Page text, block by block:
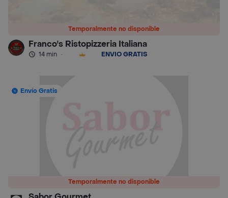
Temporalmente no disponible
Franco's Ristopizzeria Italiana
14 min · ENVÍO GRATIS
Temporalmente no disponible
Envío Gratis